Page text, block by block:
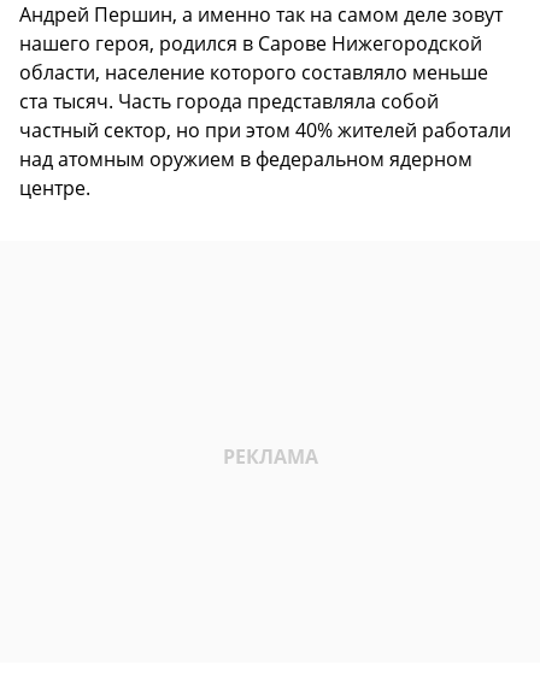
Андрей Першин, а именно так на самом деле зовут
нашего героя, родился в Сарове Нижегородской
области, население которого составляло меньше
ста тысяч. Часть города представляла собой
частный сектор, но при этом 40% жителей работали
над атомным оружием в федеральном ядерном
центре.